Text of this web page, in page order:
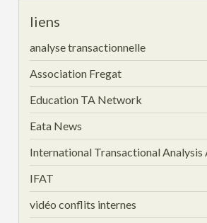
liens
analyse transactionnelle
Association Fregat
Education TA Network
Eata News
International Transactional Analysis
IFAT
vidéo conflits internes